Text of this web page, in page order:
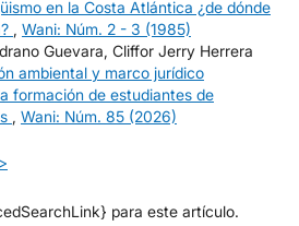
en la Costa Atlántica ¿de dónde
, Wani: Núm. 2 - 3 (1985)
Guevara, Cliffor Jerry Herrera
ambiental y marco jurídico
formación de estudiantes de
, Wani: Núm. 85 (2026)
para este artículo.